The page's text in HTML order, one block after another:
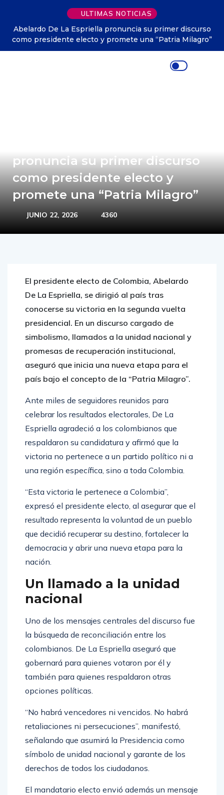
ULTIMAS NOTICIAS
discurso
Colombia tendrá un nuevo festivo nacional en
Virgen de Chiquinquirá
pronuncia su primer discurso
como presidente electo y
promete una “Patria Milagro”
JUNIO 22, 2026 4360
El presidente electo de Colombia, Abelardo
De La Espriella, se dirigió al país tras
conocerse su victoria en la segunda vuelta
presidencial. En un discurso cargado de
simbolismo, llamados a la unidad nacional y
promesas de recuperación institucional,
aseguró que inicia una nueva etapa para el
país bajo el concepto de la “Patria Milagro”.
Ante miles de seguidores reunidos para
celebrar los resultados electorales, De La
Espriella agradeció a los colombianos que
respaldaron su candidatura y afirmó que la
victoria no pertenece a un partido político ni a
una región específica, sino a toda Colombia.
“Esta victoria le pertenece a Colombia”,
expresó el presidente electo, al asegurar que el
resultado representa la voluntad de un pueblo
que decidió recuperar su destino, fortalecer la
democracia y abrir una nueva etapa para la
nación.
Un llamado a la unidad
nacional
Uno de los mensajes centrales del discurso fue
la búsqueda de reconciliación entre los
colombianos. De La Espriella aseguró que
gobernará para quienes votaron por él y
también para quienes respaldaron otras
opciones políticas.
“No habrá vencedores ni vencidos. No habrá
retaliaciones ni persecuciones”, manifestó,
señalando que asumirá la Presidencia como
símbolo de unidad nacional y garante de los
derechos de todos los ciudadanos.
El mandatario electo envió además un mensaje